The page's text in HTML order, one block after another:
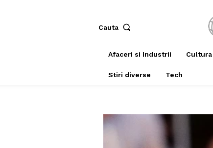
Cauta
Afaceri si Industrii
Stiri diverse Tech